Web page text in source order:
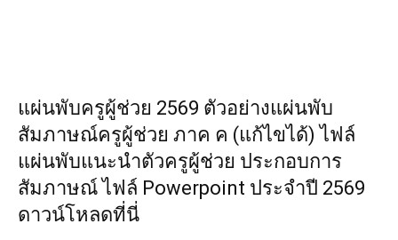
แผ่นพับครูผู้ช่วย 2569 ตัวอย่างแผ่นพับ
สัมภาษณ์ครูผู้ช่วย ภาค ค (แก้ไขได้) ไฟล์
แผ่นพับแนะนำตัวครูผู้ช่วย ประกอบการ
สัมภาษณ์ ไฟล์ Powerpoint ประจำปี 2569
ดาวน์โหลดที่นี่